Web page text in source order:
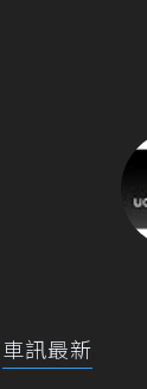
車訊最新